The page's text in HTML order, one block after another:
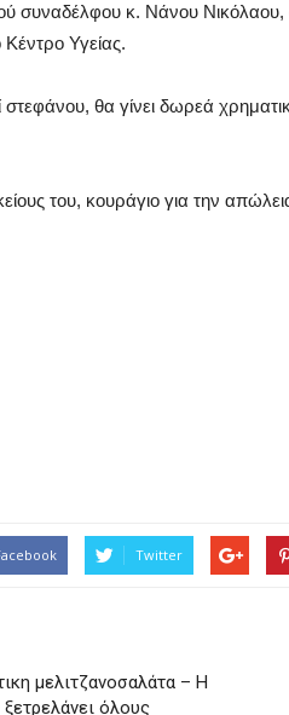
συναδέλφου κ. Νάνου
Υγείας.
στεφάνου, θα γίνει δωρεά
του, κουράγιο για την
Twitter
μελιτζανοσαλάτα – Η
όλους